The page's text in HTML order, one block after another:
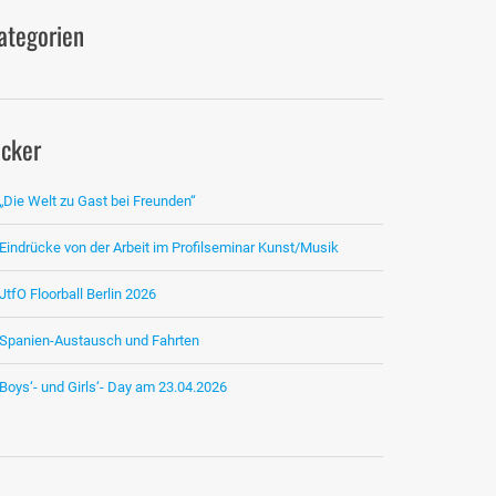
„Die Welt zu Gast bei Freunden“
Eindrücke von der Arbeit im Profilseminar Kunst/Musik
JtfO Floorball Berlin 2026
Spanien-Austausch und Fahrten
Boys‘- und Girls‘- Day am 23.04.2026